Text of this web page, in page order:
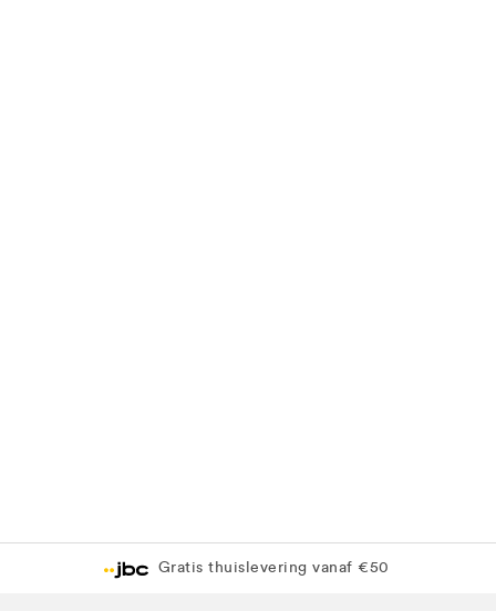
Gratis thuislevering vanaf €50